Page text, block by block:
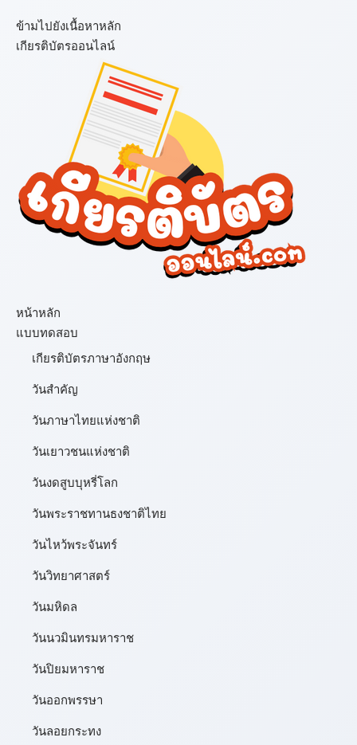
ข้ามไปยังเนื้อหาหลัก
เกียรติบัตรออนไลน์
หน้าหลัก
แบบทดสอบ
เกียรติบัตรภาษาอังกฤษ
วันสำคัญ
วันภาษาไทยแห่งชาติ
วันเยาวชนแห่งชาติ
วันงดสูบบุหรี่โลก
วันพระราชทานธงชาติไทย
วันไหว้พระจันทร์​
วันวิทยาศาสตร์
วันมหิดล
วันนวมินทรมหาราช
วันปิยมหาราช
วันออกพรรษา
วันลอยกระทง